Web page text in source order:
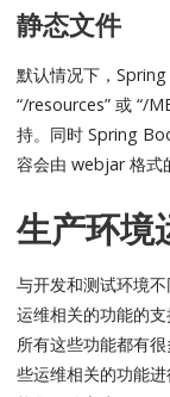
静态文件
默认情况下，
“/resources” 或 “/
持。同时 Spring
容会由 webjar 格式
生产环境
与开发和测试环境
运维相关的功能的
所有这些功能都有
些运维相关的功能